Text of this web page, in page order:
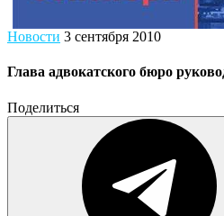
Новости 3 сентября 2010
Глава адвокатского бюро
Поделиться